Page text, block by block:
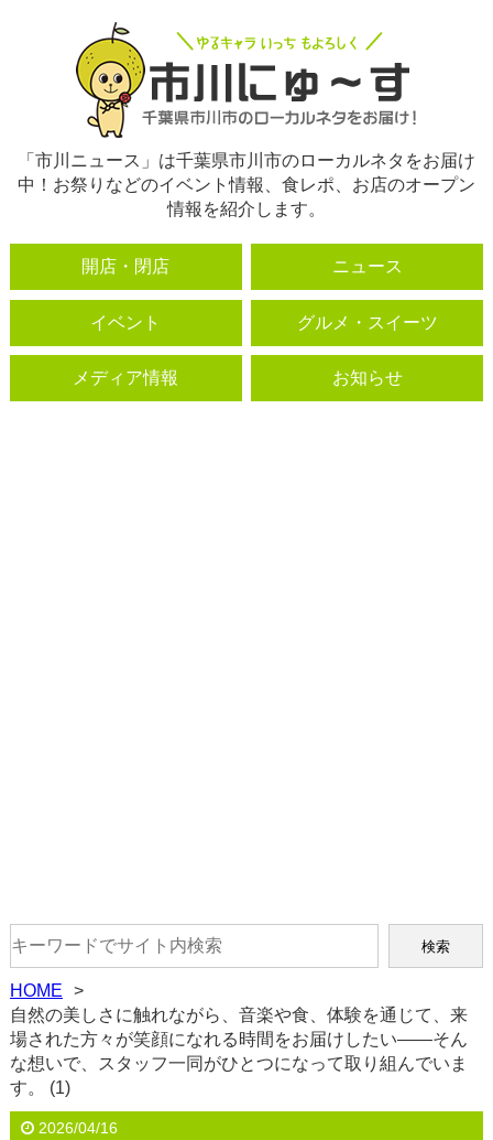
「市川ニュース」は千葉県市川市のローカルネタをお届け
中！お祭りなどのイベント情報、食レポ、お店のオープン
情報を紹介します。
開店・閉店 ニュース
イベント グルメ・スイーツ
メディア情報 お知らせ
HOME
自然の美しさに触れながら、音楽や食、体験を通じて、来
場された方々が笑顔になれる時間をお届けしたい――そん
な想いで、スタッフ一同がひとつになって取り組んでいま
す。 (1)
2026/04/16